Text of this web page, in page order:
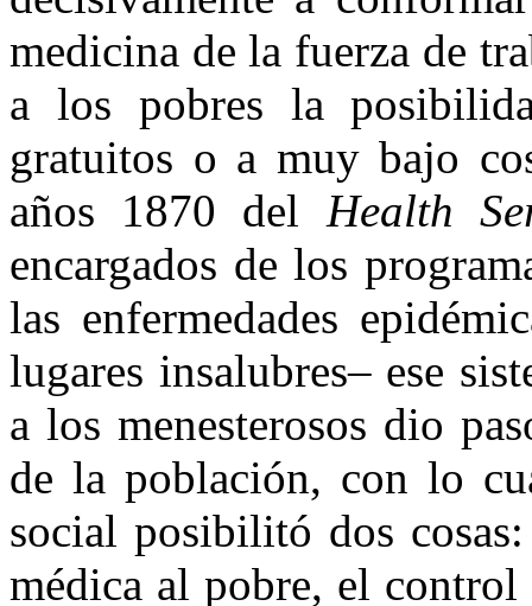
medicina de la fuerza de
a los pobres la
gratuitos o a muy bajo
años 1870 del Health
encargados de los
las enfermedades
lugares insalubres– ese
a los menesterosos dio
de la población, con lo
social posibilitó dos
médica al pobre, el